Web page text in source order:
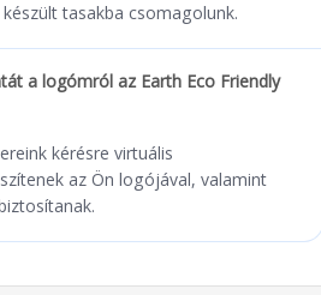
tasakba csomagolunk.
a logómról az Earth Eco Friendly
kérésre virtuális
az Ön logójával, valamint